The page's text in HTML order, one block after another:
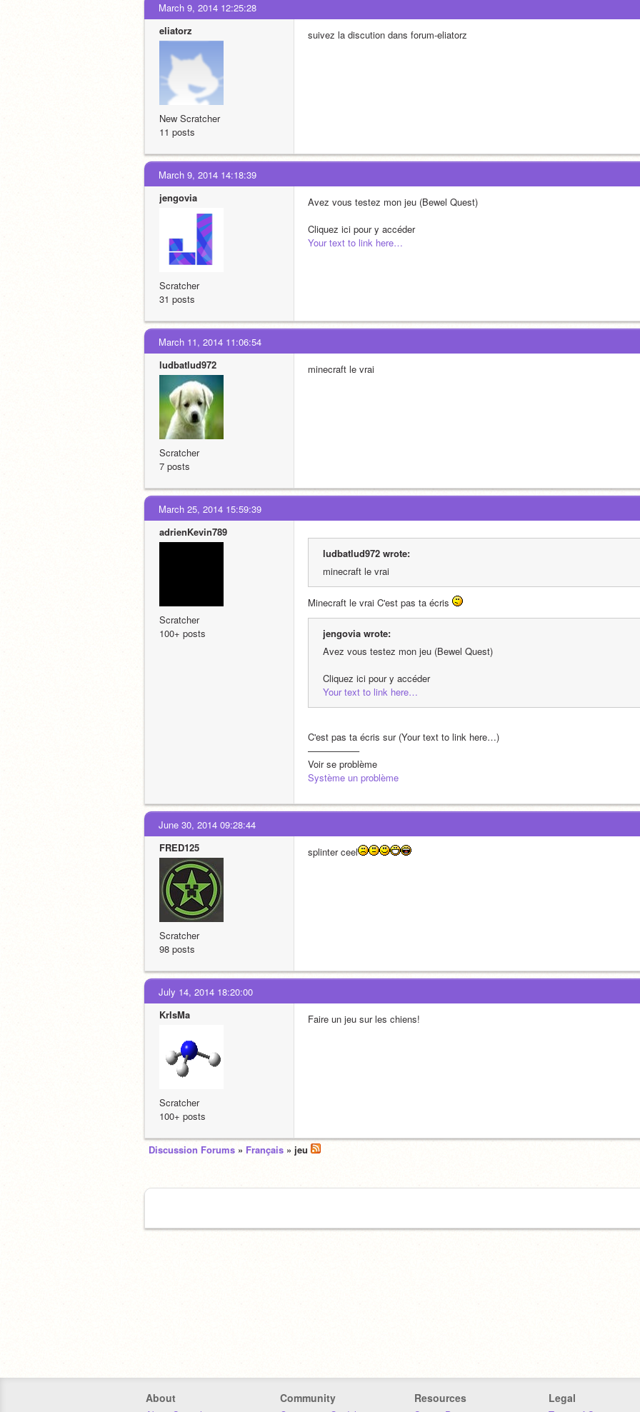
March 9, 2014 12:25:28
eliatorz
New Scratcher
11 posts
suivez la discution dans forum-eliatorz
March 9, 2014 14:18:39
jengovia
Scratcher
31 posts
Avez vous testez mon jeu (Bewel Quest)
Cliquez ici pour y accéder
Your text to link here…
March 11, 2014 11:06:54
ludbatlud972
Scratcher
7 posts
minecraft le vrai
March 25, 2014 15:59:39
adrienKevin789
Scratcher
100+ posts
ludbatlud972 wrote:
minecraft le vrai
Minecraft le vrai C'est pas ta écris
jengovia wrote:
Avez vous testez mon jeu (Bewel Quest)
Cliquez ici pour y accéder
Your text to link here…
C'est pas ta écris sur (Your text to link here…)
—————–
Voir se problème
Système un problème
June 30, 2014 09:28:44
FRED125
Scratcher
98 posts
splinter ceel
July 14, 2014 18:20:00
KrIsMa
Scratcher
100+ posts
Faire un jeu sur les chiens!
Discussion Forums » Français » jeu
About Community Resources Legal